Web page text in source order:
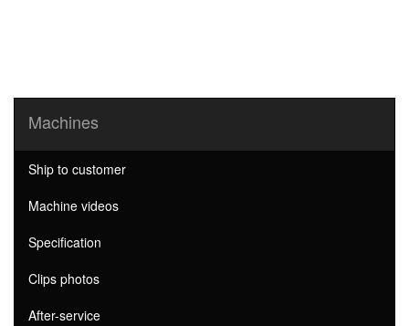
Machines
Ship to customer
Machine videos
Specification
Clips photos
After-service